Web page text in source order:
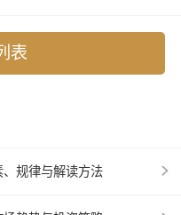
表
规律与解读方法